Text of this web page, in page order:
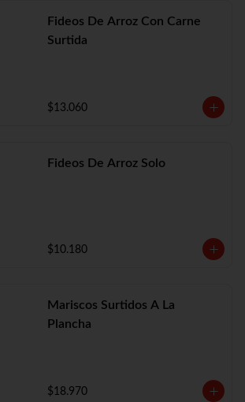
Fideos De Arroz Con Carne
Surtida
$13.060
Fideos De Arroz Solo
$10.180
Mariscos Surtidos A La
Plancha
$18.970